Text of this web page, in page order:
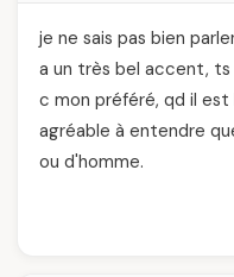
je ne sais pas bien
a un très bel accent, ts
c mon préféré, qd il
agréable à entendre
ou d'homme.